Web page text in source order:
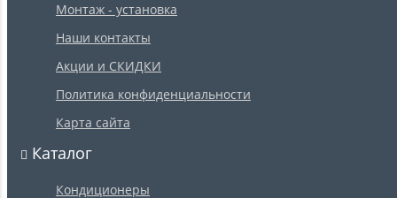
Монтаж - установка
Наши контакты
Акции и СКИДКИ
Политика конфиденциальности
Карта сайта
Каталог
Кондиционеры